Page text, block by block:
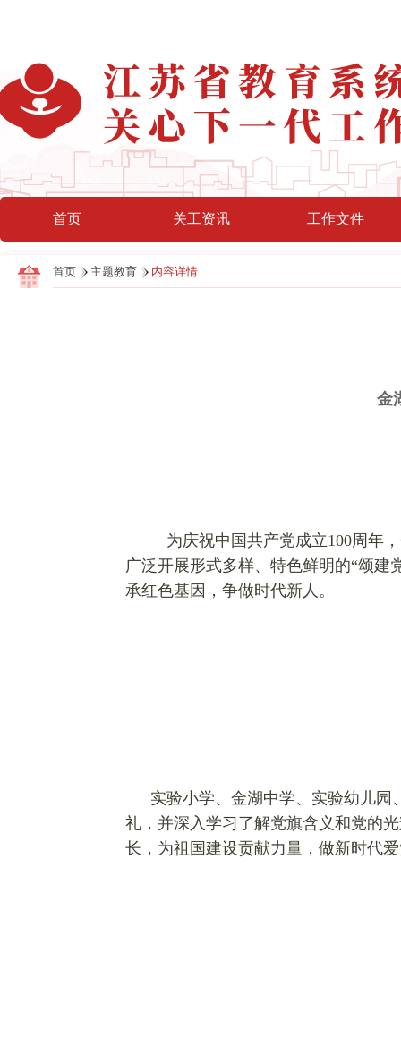
首页 关工资讯 工作文件
首页 主题教育 内容详情
金
为庆祝中国共产党成立100周年
广泛开展形式多样、特色鲜明的“颂
承红色基因，争做时代新人。
实验小学、金湖中学、实验幼儿
礼，并深入学习了解党旗含义和党的
长，为祖国建设贡献力量，做新时代